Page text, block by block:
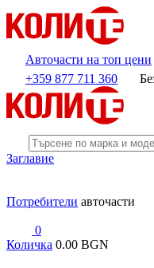
Авточасти на топ цени
+359 877 711 360
Заглавие
Потребители авточасти
0
Количка 0.00 BGN